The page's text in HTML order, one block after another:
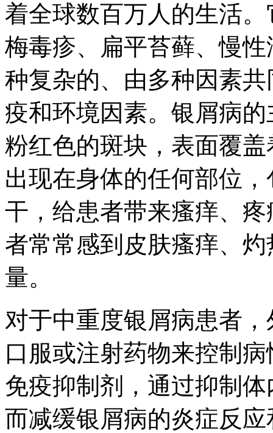
着全球数百万人的生活
梅毒疹、扁平苔藓、慢
种复杂的、由多种因素
疫和环境因素。银屑病
粉红色的斑块，表面覆
出现在身体的任何部位
干，给患者带来瘙痒、
者常常感到皮肤瘙痒、
量。
对于中重度银屑病患者
口服或注射药物来控制
免疫抑制剂，通过抑制
而减缓银屑病的炎症反